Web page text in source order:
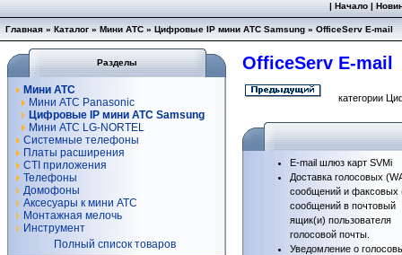
| Начало|
Главная » Каталог » Мини АТС » Цифровые IP мини АТС Samsung » OfficeServ E-mail
Разделы
Мини АТС
Мини АТС Panasonic
Цифровые IP мини АТС Samsung
Мини АТС LG-NORTEL
Системные телефоны
Платы расширения
CTI приложения
Телефоны
Домофоны
Аксесуары к мини АТС
Монтажная мелочь
Инструмент
Полный список товаров
OfficeServ E-mail
категории
E-mail шлюз карт SVMi
Доставка голосовых
сообщений и факсовых
сообщений в почтовый
ящик(и) пользователя
голосовой почты.
Уведомление о